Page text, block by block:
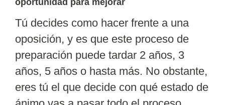
Tú decides como hacer frente a una
oposición, y es que este proceso de
preparación puede tardar 2 años, 3
años, 5 años o hasta más. No obstante,
eres tú el que decide con qué estado de